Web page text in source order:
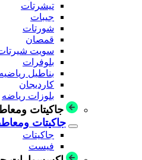
تيشرتات
جيبات
شورتات
قمصان
سويت
بلوفرات
بناطيل رياضيه
كارديجان
بلوزات رياضه
جاكيتات
جاكيتات
جاكيتات
فيست